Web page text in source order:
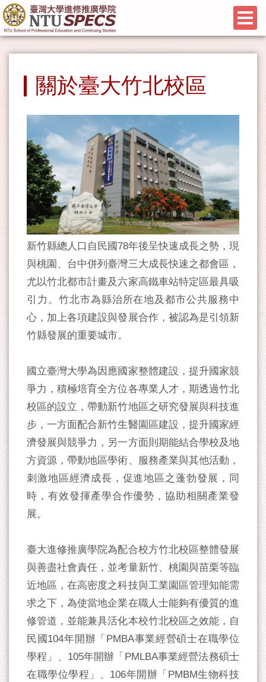
關於臺大竹北校區
新竹縣總人口自民國78年後呈快速成長之勢，現
與桃園、台中併列臺灣三大成長快速之都會區，
尤以竹北都市計畫及六家高鐵車站特定區最具吸
引力。竹北市為縣治所在地及都市公共服務中
心，加上各項建設與發展合作，被認為是引領新
竹縣發展的重要城市。
國立臺灣大學為因應國家整體建設，提升國家競
爭力，積極培育全方位各專業人才，期透過竹北
校區的設立，帶動新竹地區之研究發展與科技進
步，一方面配合新竹生醫園區建設，提升國家經
濟發展與競爭力，另一方面則期能結合學校及地
方資源，帶動地區學術、服務產業與其他活動，
刺激地區經濟成長，促進地區之蓬勃發展，同
時，有效發揮產學合作優勢，協助相關產業發
展。
臺大進修推廣學院為配合校方竹北校區整體發展
與善盡社會責任，並考量新竹、桃園與苗栗等臨
近地區，在高密度之科技與工業園區管理知能需
求之下，為使當地企業在職人士能夠有優質的進
修管道，並能兼具活化本校竹北校區之效能，自
民國104年開辦「PMBA事業經營碩士在職學位
學程」、105年開辦「PMLBA事業經營法務碩士
在職學位學程」、106年開辦「PMBM生物科技